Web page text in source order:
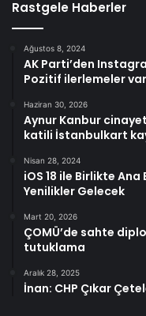
Rastgele Haberler
Ağustos 8, 2024
AK Parti’den
Pozitif ilerlemeler
Haziran 30, 2026
Aynur Kanbur
katili İstanbulkart
Nisan 28, 2024
iOS 18 ile Birlikte
Yenilikler Gelecek
Mart 20, 2026
ÇOMÜ’de sahte
tutuklama
Aralık 28, 2025
İnan: CHP Çıkar